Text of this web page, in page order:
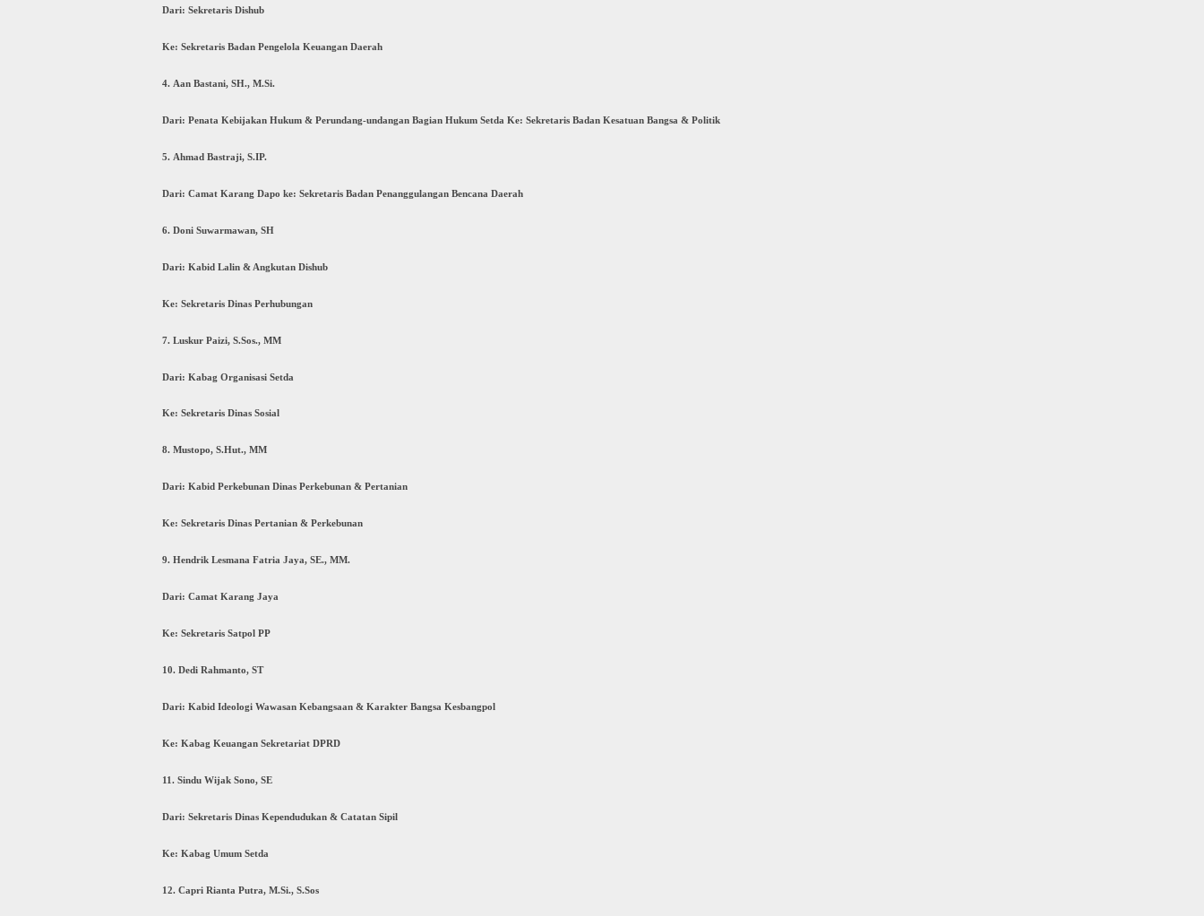
Dari: Sekretaris Dishub
Ke: Sekretaris Badan Pengelola Keuangan Daerah
4. Aan Bastani, SH., M.Si.
Dari: Penata Kebijakan Hukum & Perundang-undangan Bagian Hukum Setda Ke: Sekretaris Badan Kesatuan Bangsa & Politik
5. Ahmad Bastraji, S.IP.
Dari: Camat Karang Dapo ke: Sekretaris Badan Penanggulangan Bencana Daerah
6. Doni Suwarmawan, SH
Dari: Kabid Lalin & Angkutan Dishub
Ke: Sekretaris Dinas Perhubungan
7. Luskur Paizi, S.Sos., MM
Dari: Kabag Organisasi Setda
Ke: Sekretaris Dinas Sosial
8. Mustopo, S.Hut., MM
Dari: Kabid Perkebunan Dinas Perkebunan & Pertanian
Ke: Sekretaris Dinas Pertanian & Perkebunan
9. Hendrik Lesmana Fatria Jaya, SE., MM.
Dari: Camat Karang Jaya
Ke: Sekretaris Satpol PP
10. Dedi Rahmanto, ST
Dari: Kabid Ideologi Wawasan Kebangsaan & Karakter Bangsa Kesbangpol
Ke: Kabag Keuangan Sekretariat DPRD
11. Sindu Wijak Sono, SE
Dari: Sekretaris Dinas Kependudukan & Catatan Sipil
Ke: Kabag Umum Setda
12. Capri Rianta Putra, M.Si., S.Sos